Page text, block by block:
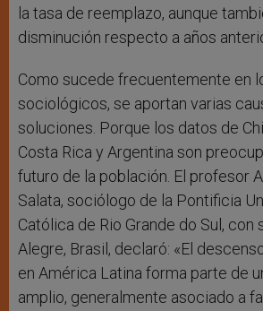
la tasa de reemplazo, aunque
disminución respecto a años
Como sucede frecuentemente en
sociológicos, se aportan varias
soluciones. Porque los datos de
Costa Rica y Argentina son
futuro de la población. El profesor
Salata, sociólogo de la Pontificia
Católica de Rio Grande do Sul, con
Alegre, Brasil, declaró: «El
en América Latina forma parte de
amplio, generalmente asociado a